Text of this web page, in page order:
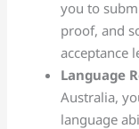
you to
proof, and
acceptance
Language
Australia,
language